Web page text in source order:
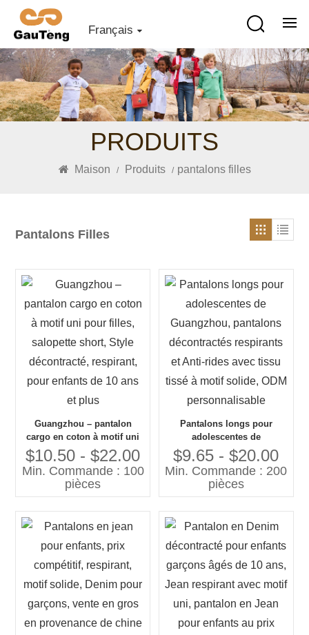
Français
PRODUITS
Maison / Produits / pantalons filles
Pantalons Filles
Guangzhou – pantalon
cargo en coton à motif uni
pour filles, salopette short,
Style décontracté, respirant,
pour enfants de 10 ans et
plus
$10.50 - $22.00
Min. Commande : 100
pièces
Pantalons longs pour
adolescentes de
Guangzhou, pantalons
décontractés respirants et
Anti-rides avec tissu tissé à
motif solide, ODM
$9.65 - $20.00
Min. Commande : 200
pièces